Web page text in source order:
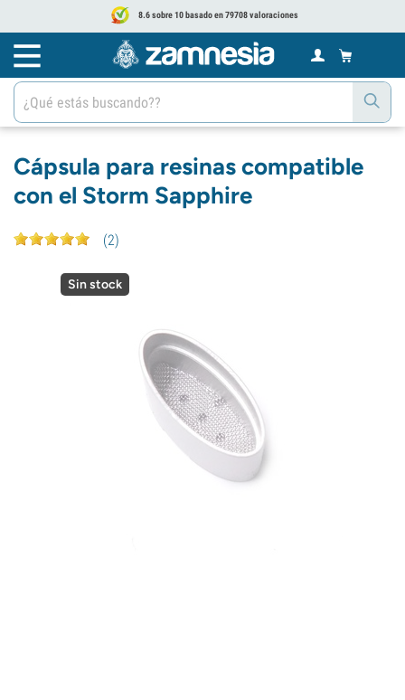
8.6 sobre 10 basado en 79708 valoraciones
Cápsula para resinas compatible
con el Storm Sapphire
(2)
Sin stock